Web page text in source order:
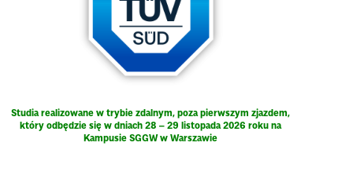
Studia realizowane w trybie zdalnym, poza pierwszym zjazdem,
który odbędzie się w dniach 28 – 29 listopada 2026 roku na
Kampusie SGGW w Warszawie